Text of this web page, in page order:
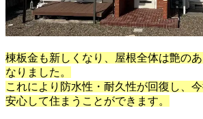
棟板金も新しくなり、屋根全体は艶の
なりました。
これにより防水性・耐久性が回復し、
安心して住まうことができます。